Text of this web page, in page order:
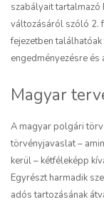
szabályait tartalmazó
változásáról szóló 2.
fejezetben
engedményezésre
Magyar
A magyar polgári
törvényjavaslat –
kerül – kétféleképp
Egyrészt harmadik
adós tartozásának